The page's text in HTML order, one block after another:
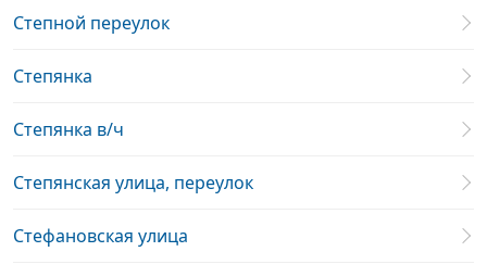
Степной переулок
Степянка
Степянка в/ч
Степянская улица, переулок
Стефановская улица